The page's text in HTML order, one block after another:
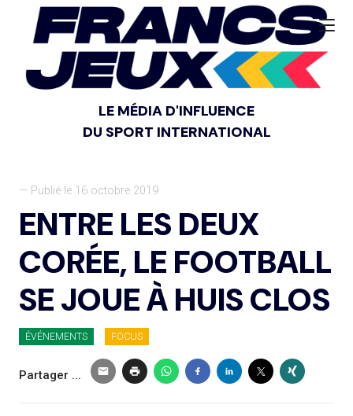
LE MÉDIA D'INFLUENCE
DU SPORT INTERNATIONAL
— Publié le 16 octobre 2019
ENTRE LES DEUX
CORÉE, LE FOOTBALL
SE JOUE À HUIS CLOS
ÉVÉNEMENTS FOCUS
Partager ...